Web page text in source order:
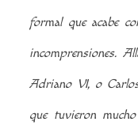
formal que acabe
incomprensiones.
Adriano VI, o
que tuvieron